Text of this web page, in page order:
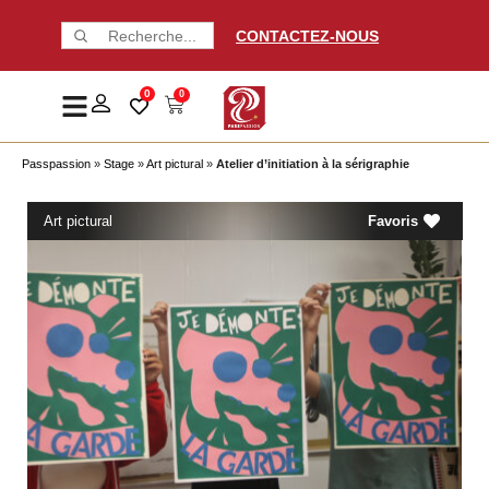
CONTACTEZ-NOUS
0 0
Passpassion » Stage »Art pictural » Atelier d’initiation à la sérigraphie
Art pictural Favoris